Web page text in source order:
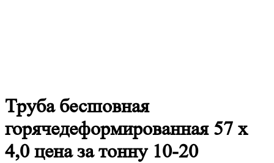
Трубабесшовная
горячедеформированная 57 х
4,0 цена за тонну 10-20